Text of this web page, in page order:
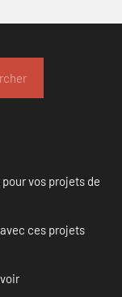
vos projets de
ces projets